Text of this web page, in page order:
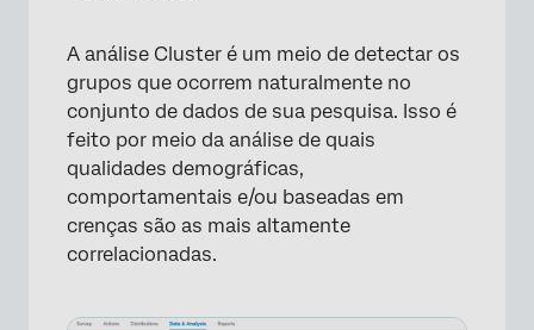
A análise Cluster é um meio de detectar os
grupos que ocorrem naturalmente no
conjunto de dados de sua pesquisa. Isso é
feito por meio da análise de quais
qualidades demográficas,
comportamentais e/ou baseadas em
crenças são as mais altamente
correlacionadas.